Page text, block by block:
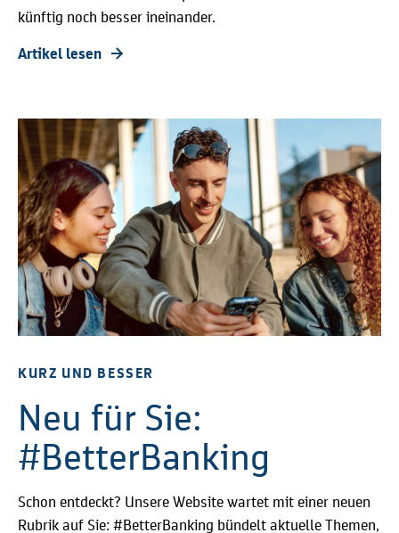
künftig noch besser ineinander.
Artikel lesen
KURZ UND BESSER
Neu für Sie:
#BetterBanking
Schon entdeckt? Unsere Website wartet mit einer neuen
Rubrik auf Sie: #BetterBanking bündelt aktuelle Themen,